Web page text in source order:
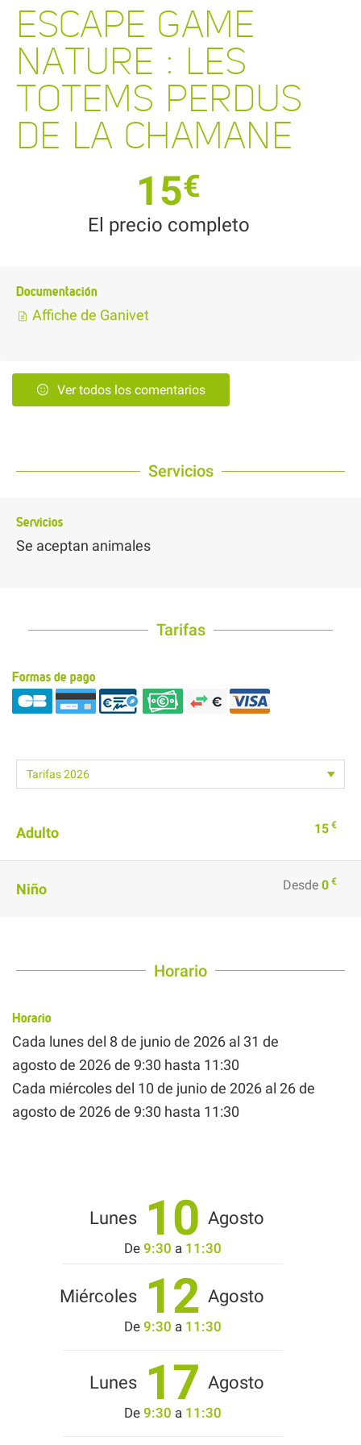
ESCAPE GAME
NATURE : LES
TOTEMS PERDUS
DE LA CHAMANE
15€
El precio completo
Documentación
Affiche de Ganivet
Ver todos los comentarios
Servicios
Servicios
Se aceptan animales
Tarifas
Formas de pago
Adulto 15 €
Niño Desde 0 €
Horario
Horario
Cada lunes del 8 de junio de 2026 al 31 de
agosto de 2026de 9:30 hasta 11:30
Cada miércoles del 10 de junio de 2026 al 26 de
agosto de 2026de 9:30 hasta 11:30
Lunes 10 Agosto
De 9:30 a 11:30
Miércoles 12 Agosto
De 9:30 a 11:30
Lunes 17 Agosto
De 9:30 a 11:30